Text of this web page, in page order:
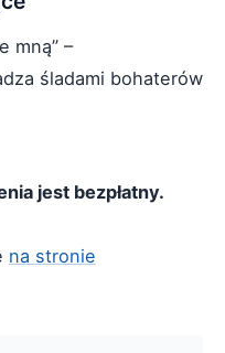
mną” –
śladami bohaterów
jest bezpłatny.
na stronie